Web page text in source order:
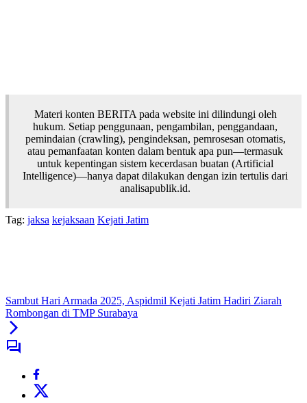
Materi konten BERITA pada website ini dilindungi oleh
hukum. Setiap penggunaan, pengambilan, penggandaan,
pemindaian (crawling), pengindeksan, pemrosesan otomatis,
atau pemanfaatan konten dalam bentuk apa pun—termasuk
untuk kepentingan sistem kecerdasan buatan (Artificial
Intelligence)—hanya dapat dilakukan dengan izin tertulis dari
analisapublik.id.
Tag: jaksa kejaksaan Kejati Jatim
Sambut Hari Armada 2025, Aspidmil Kejati Jatim Hadiri Ziarah
Rombongan di TMP Surabaya